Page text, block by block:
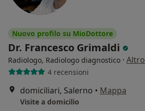
Nuovo profilo su MioDottore
Dr. Francesco Grimaldi
Radiologo, Radiologo diagnostico · Altro
4 recensioni
domiciliari, Salerno • Mappa
Visite a domicilio